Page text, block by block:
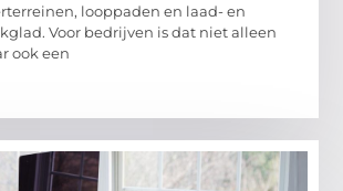
looppaden en laad- en
Voor bedrijven is dat niet alleen
ook een